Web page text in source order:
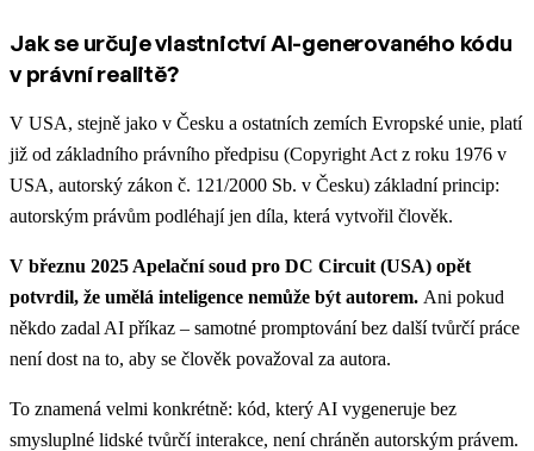
Jak se určuje vlastnictví AI-generovaného kódu
v právní realitě?
V USA, stejně jako v Česku a ostatních zemích Evropské unie, platí
již od základního právního předpisu (Copyright Act z roku 1976 v
USA, autorský zákon č. 121/2000 Sb. v Česku) základní princip:
autorským právům podléhají jen díla, která vytvořil člověk.
V březnu 2025 Apelační soud pro DC Circuit (USA) opět
potvrdil, že umělá inteligence nemůže být autorem. Ani pokud
někdo zadal AI příkaz – samotné promptování bez další tvůrčí práce
není dost na to, aby se člověk považoval za autora.
To znamená velmi konkrétně: kód, který AI vygeneruje bez
smysluplné lidské tvůrčí interakce, není chráněn autorským právem.